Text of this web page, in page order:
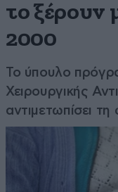
το ξέρουν
2000
Το ύπουλο
Χειρουργικής
αντιμετωπίσει τη